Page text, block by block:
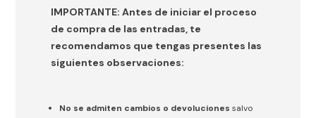
IMPORTANTE: Antes de iniciar el proceso
de compra de las entradas, te
recomendamos que tengas presentes las
siguientes observaciones:
No se admiten cambios o devoluciones salvo